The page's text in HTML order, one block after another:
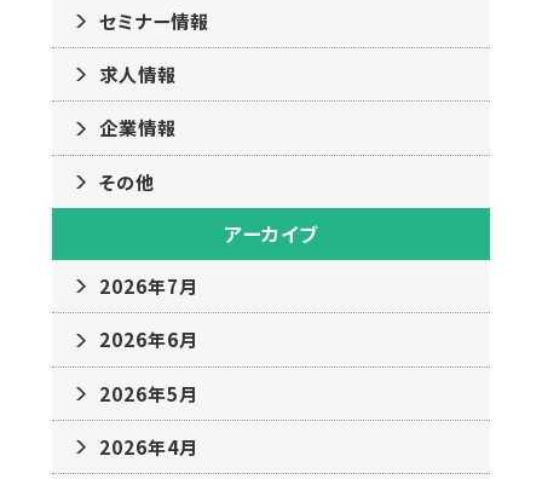
セミナー情報
求人情報
企業情報
その他
アーカイブ
2026年7月
2026年6月
2026年5月
2026年4月